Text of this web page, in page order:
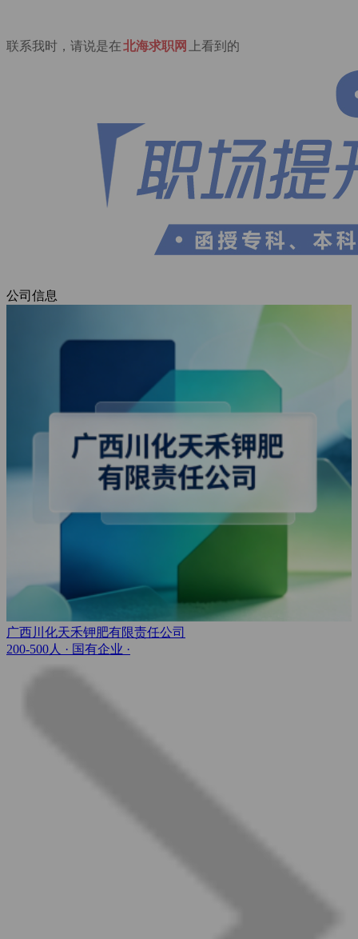
联系我时，请说是在北海求职网 上看到的
公司信息
广西川化天禾钾肥有限责任公司
200-500人 · 国有企业 ·